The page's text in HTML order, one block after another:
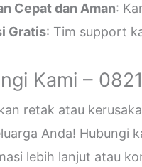
Cepat dan Aman:
Gratis: Tim support
Kami –
retak atau
Anda! Hubungi
lebih lanjut atau